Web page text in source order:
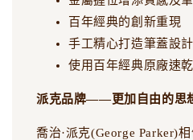
百年經典的創新重現
手工精心打造筆蓋設
使用百年經典原廠速
派克品牌——更加自由的思
喬治·派克(George Parker)